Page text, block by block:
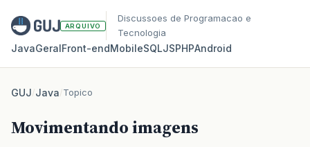
ARQUIVO
Discussoes de Programacao e
Tecnologia
JavaGeralFront‑endMobileSQLJSPHPAndroid
GUJ/Java/Topico
Movimentando imagens